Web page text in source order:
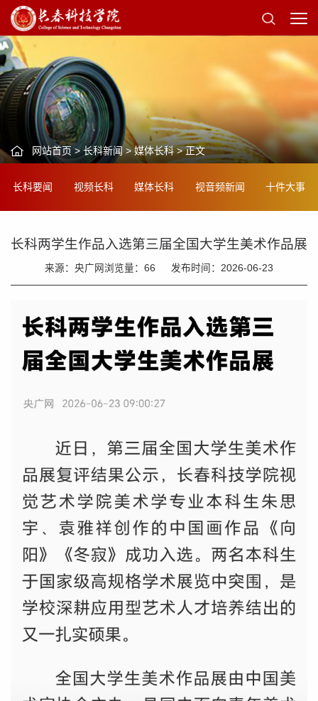
网站首页>长科新闻 >媒体长科> 正文
长科要闻 视频长科 媒体长科 视音频新闻 十件大事
长科两学生作品入选第三届全国大学生美术作品展
来源：央广网浏览量：66 发布时间：2026-06-23